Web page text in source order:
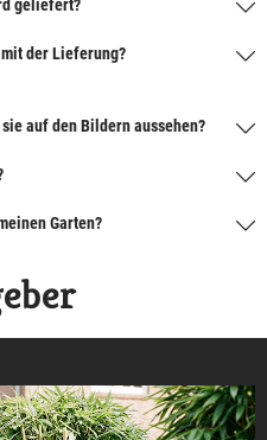
geliefert?
der Lieferung?
auf den Bildern aussehen?
Garten?